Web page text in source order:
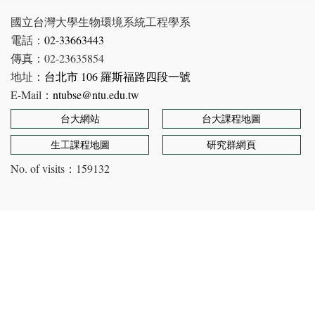
國立台灣大學生物環境系統工程學系
電話： 02-33663443
傳真：02-23635854
地址： 台北市 106 羅斯福路四段一號
E-Mail： ntubse@ntu.edu.tw
台大網站
台大課程地圖
生工課程地圖
研究群網頁
No. of visits： 159132